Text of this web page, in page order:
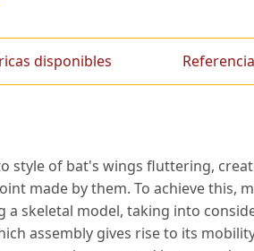
disponibles
style of bat's wings fluttering,
made by them. To achieve this,
a skeletal model, taking into
assembly gives rise to its